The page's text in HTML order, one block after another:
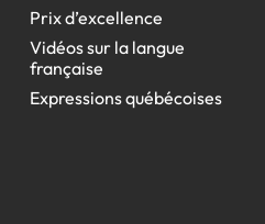
Prix d’excellence
Vidéos sur la langue
française
Expressions québécoises